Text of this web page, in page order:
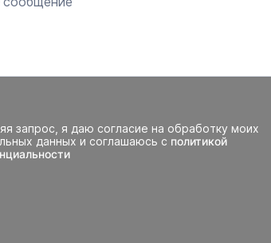
запрос, я даю согласие на обработку моих
данных и соглашаюсь с политикой